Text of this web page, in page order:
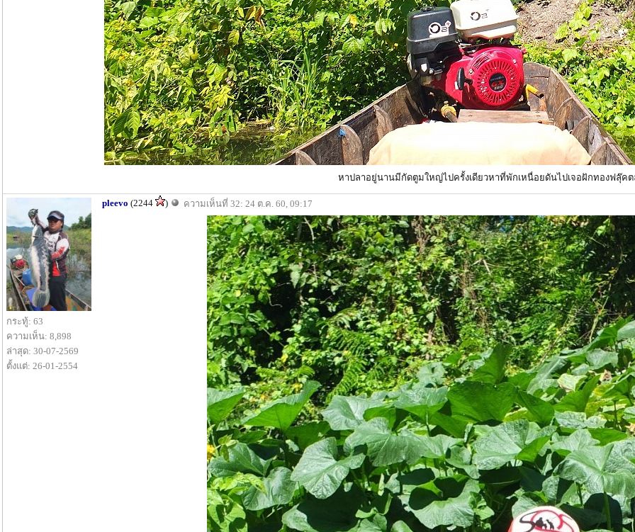
หาปลาอยู่นานมีกัดตูมใหญ่ไปครั้งเดียวหาที่พักเหนื่อยดันไปเจอฝักทองฟลุ๊ค
กระทู้: 63
ความเห็น: 8,898
ล่าสุด: 30-07-2569
ตั้งแต่: 26-01-2554
pleevo (2244 ) ความเห็นที่ 32: 24 ต.ค. 60, 09:17